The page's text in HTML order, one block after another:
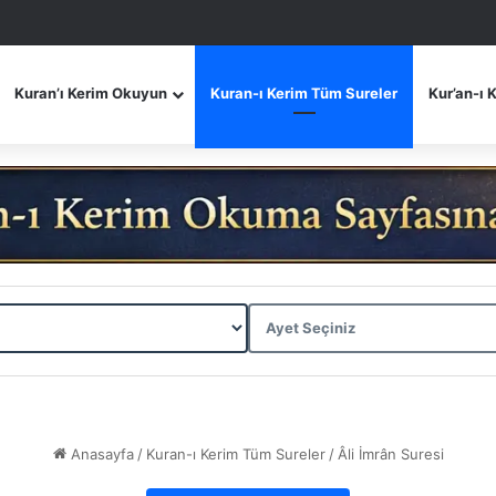
Kuran’ı Kerim Okuyun Kuran-ı Kerim Tüm Sureler Kur’an-ı
Anasayfa / Kuran-ı Kerim Tüm Sureler / Âli İmrân Suresi